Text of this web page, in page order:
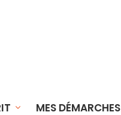
MES DÉMARCHES